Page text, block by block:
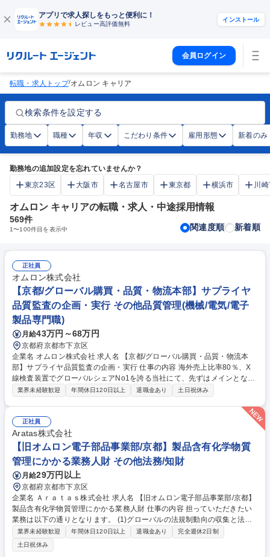
アプリで求人探しをもっと便利に！
レビュー高評価無料
インストール
会員ログイン
転職・求人トップ/オムロン キャリア
検索条件を設定する
勤務地 職種 年収 こだわり条件 雇用形態 新着のみ
勤務地の追加設定を忘れていませんか？
東京23区
大阪市 名古屋市 東京都 横浜市 川
オムロン キャリアの転職・求人・中途採用情報
569件
1〜100件目を表示中 関連度順 新着順
正社員
オムロン株式会社
【京都/グローバル購買・品質・物流本部】サプライヤ
品質監査の企画・実行 その他品質管理(機械/電気/電子
製品専門職)
月給43万円～68万円
京都府京都市下京区
企業名 オムロン株式会社 求人名 【京都/グローバル購買・品質・物流本
部】サプライヤ品質監査の企画・実行 仕事の内容 海外売上比率80％、X
線検査装置でグローバルシェアNo1を誇る当社にて、先ずはメインとなる
半導体に対して以下の業務を担っていただきます。 ■グローバルのサプラ
改定、教育） ■社内外関係者との折衝・交渉・調整と、目標達成に向けた
マネジメントを実施する ■サプライヤ監査プロセスの開発 募集職種 【京
都/グローバル購買・品質・物流本部】サプライヤ品質監査の企画・実行
業界未経験歓迎 年間休日120日以上 退職金あり 土日祝休み
正社員
Aratas株式会社
【旧オムロン電子部品事業部/京都】製品含有化学物質
管理にかかる業務人財 その他法務/知財
月給29万円以上
京都府京都市下京区
企業名 Ａｒａｔａｓ株式会社 求人名 【旧オムロン電子部品事業部/京都】
製品含有化学物質管理にかかる業務人財 仕事の内容 担っていただきたい
業務は以下の通りとなります。 (1)グローバルの法規制動向の収集と法解
釈の考察 (2)自社製品への該当判断とインパクトの想定 (3)対応方針の決定
と関係部門への指示（法令適用日から逆算して計画設定） (4)製品への含
有有無の調査実施状況の管理 (5)非含有部材への切り替え状況の管理 (6)顧
業界未経験歓迎 年間休日120日以上 退職金あり
完全週休2日制
土日祝休み